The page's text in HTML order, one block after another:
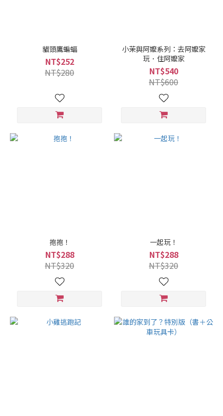
貓頭鷹蝙蝠
NT$252
NT$280
小茉與阿嬤系列：去阿嬤家
玩．住阿嬤家
NT$540
NT$600
抱抱！
NT$288
NT$320
一起玩！
NT$288
NT$320